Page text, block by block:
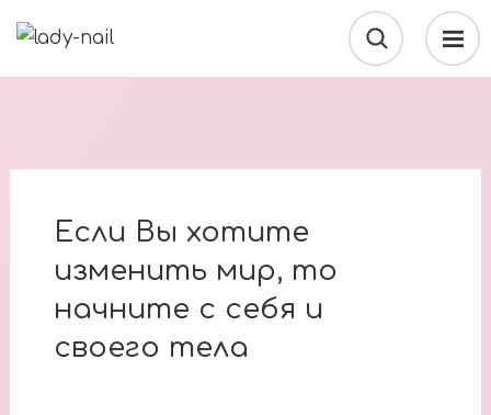
Если Вы хотите
изменить мир, то
начните с себя и
своего тела